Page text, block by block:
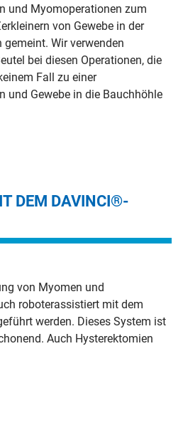
und Myomoperationen zum
von Gewebe in der
Wir verwenden
bei diesen Operationen, die
Fall zu einer
und Gewebe in die Bauchhöhle
DEM DAVINCI®-
von Myomen und
roboterassistiert mit dem
werden. Dieses System ist
Auch Hysterektomien